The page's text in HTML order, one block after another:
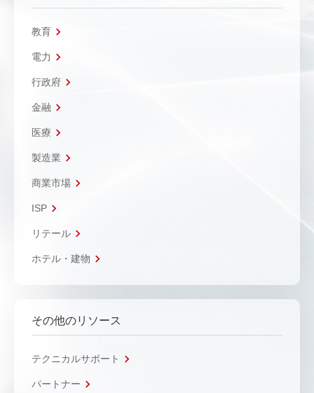
教育
電力
行政府
金融
医療
製造業
商業市場
ISP
リテール
ホテル・建物
その他のリソース
テクニカルサポート
パートナー